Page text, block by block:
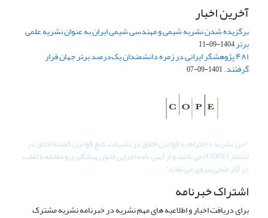
آخرین اخبار
برگزیده شدن نشریه شیمی و مهندسی شیمی ایران به عنوان نشریه علمی
برتر1404-09-11
۴۸۱ پژوهشگر ایرانی در زمره دانشمندان یک‌درصد برتر جهان قرار
گرفتند.1401-09-07
"این نشریه با احترام به قوانین اخلاق در نشریات، تابع قوانین کمیتۀ اخلاق در
انتشار (COPE) می باشد و از آیین نامه اجرایی قانون پیشگیری و مقابله با تقلب
در آثار علمی پیروی می نماید".
اشتراک خبرنامه
برای دریافت اخبار و اطلاعیه های مهم نشریه در خبرنامه نشریه مشترک